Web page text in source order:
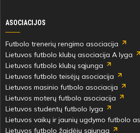
ASOCIACIJOS
Futbolo trenerių rengimo asociacija
Lietuvos futbolo klubų asociacija A lyga
Lietuvos futbolo klubų sąjunga
Lietuvos futbolo teisėjų asociacija
Lietuvos masinio futbolo asociacija
Lietuvos moterų futbolo asociacija
Lietuvos studentų futbolo lyga
Lietuvos vaikų ir jaunių ugdymo futbolo
Lietuvos futbolo žaidėjų sąjunga